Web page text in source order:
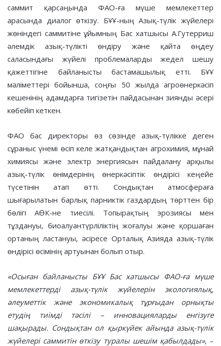
саммит қарсаңында ФАО-ға мүше мемлекеттер
арасында диалог өткізу. БҰҰ-ның Азық-түлік жүйелері
жөніндегі саммитіне ұйымның Бас хатшысы А.Гутерриш
әлемдік азық-түлікті өндіру және қайта өңдеу
саласындағы жүйелі проблемаларды жедел шешу
қажеттігіне байланысты бастамашылық етті. БҰҰ
мәліметтері бойынша, соңғы 50 жылда агроөнеркәсіп
кешенінің адамдарға тигізетін пайдасынан зиянды әсері
көбейіп кеткен.
ФАО бас директоры өз сөзінде азық-түлікке деген
сұраныс үнемі өсіп келе жатқандықтан агрохимия, мұнай
химиясы және электр энергиясын пайдалану арқылы
азық-түлік өнімдерінің өнеркәсіптік өндірісі кеңейе
түсетінін атап өтті. Сондықтан атмосфераға
шығарылатын барлық парниктік газдардың төрттен бір
бөлігі АӨК-не тиесілі. Топырақтың эрозиясы мен
тұздануы, биоалуантүрліліктің жоғалуы және қоршаған
ортаның ластануы, әсіресе Орталық Азияда азық-түлік
өндірісі өсімінің артуынан болып отыр.
«Осыған байланысты БҰҰ Бас хатшысы ФАО-ға мүше
мемлекеттерді азық-түлік жүйелерін экологиялық,
әлеуметтік және экономикалық тұрғыдан орнықты
етудің тиімді тәсілі – инновацияларды енгізуге
шақырады. Сондықтан ол қыркүйек айында азық-түлік
жүйелері саммитін өткізу туралы шешім қабылдады», –